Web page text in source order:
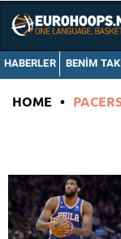
HABERLER BENIM
HOME •